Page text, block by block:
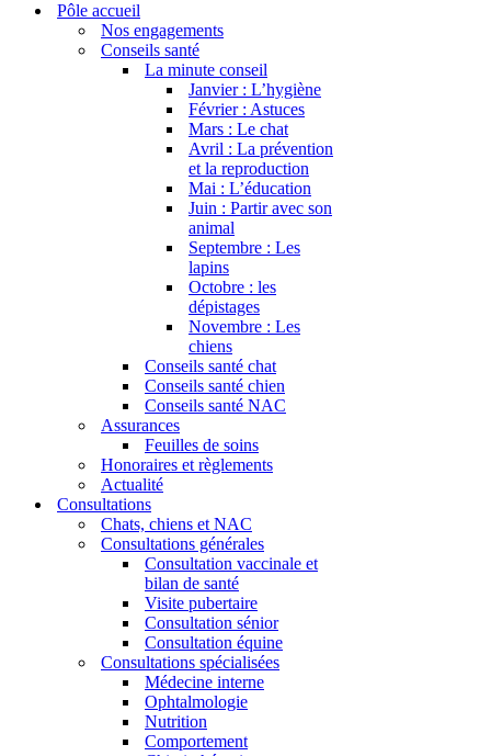
Pôle accueil
Nos engagements
Conseils santé
La minute conseil
Janvier : L’hygiène
Février : Astuces
Mars : Le chat
Avril : La prévention
et la reproduction
Mai : L’éducation
Juin : Partir avec son
animal
Septembre : Les
lapins
Octobre : les
dépistages
Novembre : Les
chiens
Conseils santé chat
Conseils santé chien
Conseils santé NAC
Assurances
Feuilles de soins
Honoraires et règlements
Actualité
Consultations
Chats, chiens et NAC
Consultations générales
Consultation vaccinale et
bilan de santé
Visite pubertaire
Consultation sénior
Consultation équine
Consultations spécialisées
Médecine interne
Ophtalmologie
Nutrition
Comportement